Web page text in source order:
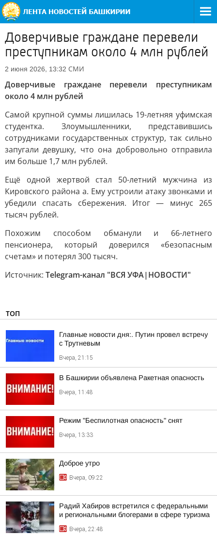
Доверчивые граждане перевели
преступникам около 4 млн рублей
2 июня 2026, 13:32 СМИ
Доверчивые граждане перевели преступникам
около 4 млн рублей
Самой крупной суммы лишилась 19-летняя уфимская
студентка. Злоумышленники, представившись
сотрудниками государственных структур, так сильно
запугали девушку, что она добровольно отправила
им больше 1,7 млн рублей.
Ещё одной жертвой стал 50-летний мужчина из
Кировского района а. Ему устроили атаку звонками и
убедили спасать сбережения. Итог — минус 265
тысяч рублей.
Похожим способом обманули и 66-летнего
пенсионера, который доверился «безопасным
счетам» и потерял 300 тысяч.
Источник: Telegram-канал "ВСЯ УФА|НОВОСТИ"
ТОП
Главные новости дня:. Путин провел встречу
с Трутневым
Вчера, 21:15
В Башкирии объявлена Ракетная опасность
Вчера, 11:48
Режим "Беспилотная опасность" снят
Вчера, 13:33
Доброе утро
Вчера, 09:22
Радий Хабиров встретился с федеральными
и региональными блогерами в сфере туризма
Вчера, 22:48